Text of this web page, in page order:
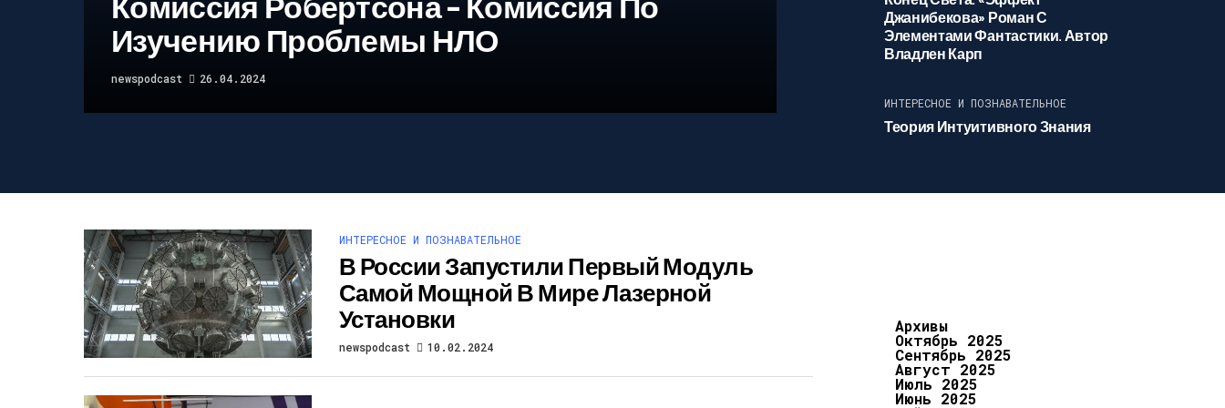
Изучению Проблемы НЛО
newspodcast 26.04.2024
Джанибекова» Роман С
Элементами Фантастики. Автор
Владлен Карп
ИНТЕРЕСНОЕ И ПОЗНАВАТЕЛЬНОЕ
Теория Интуитивного Знания
ИНТЕРЕСНОЕ И ПОЗНАВАТЕЛЬНОЕ
В России Запустили Первый Модуль
Самой Мощной В Мире Лазерной
Установки
newspodcast 10.02.2024
Архивы
Октябрь 2025
Сентябрь 2025
Август 2025
Июль 2025
Июнь 2025